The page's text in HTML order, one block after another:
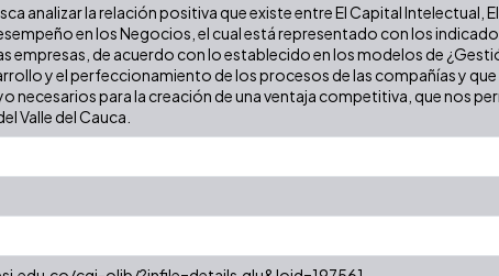
analizar la relación positiva que existe entre El Capital Intelectual,
en los Negocios, el cual está representado con los
empresas, de acuerdo con lo establecido en los modelos de
y el perfeccionamiento de los procesos de las compañías y
necesarios para la creación de una ventaja competitiva, que nos
Valle del Cauca.